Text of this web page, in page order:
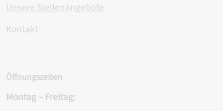
Unsere Stellenangebote
Kontakt
Öffnungszeiten
Montag – Freitag: